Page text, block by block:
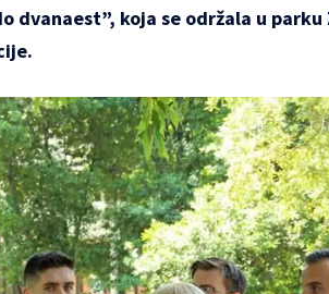
dvanaest”, koja se održala u